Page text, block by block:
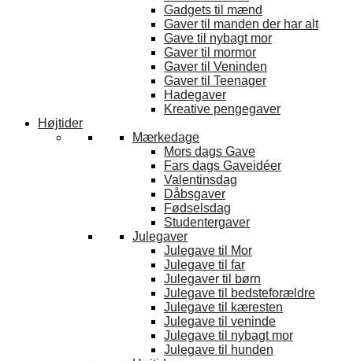
Gadgets til mænd
Gaver til manden der har alt
Gave til nybagt mor
Gaver til mormor
Gaver til Veninden
Gaver til Teenager
Hadegaver
Kreative pengegaver
Højtider
Mærkedage
Mors dags Gave
Fars dags Gaveidéer
Valentinsdag
Dåbsgaver
Fødselsdag
Studentergaver
Julegaver
Julegave til Mor
Julegave til far
Julegaver til børn
Julegave til bedsteforældre
Julegave til kæresten
Julegave til veninde
Julegave til nybagt mor
Julegave til hunden